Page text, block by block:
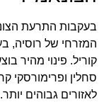
בעקבות התרעת
המזרחי של רוסיה,
קוריל. פינוי מהיר
סחלין ופרימורסקי
לאזורים גבוהים